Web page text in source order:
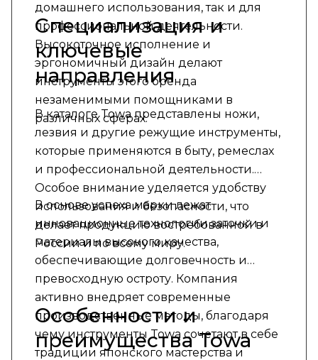
домашнего использования, так и для
профессиональной деятельности.
Высокоточное исполнение и
эргономичный дизайн делают
инструменты этого бренда
незаменимыми помощниками в
различных сферах.
Специализация и
ключевые
направления
В каталоге Towa представлены ножи,
лезвия и другие режущие инструменты,
которые применяются в быту, ремеслах
и профессиональной деятельности.
Особое внимание уделяется удобству
использования и безопасности, что
делает продукцию востребованной в
России и по всему миру.
В основе успеха марки лежат
инновационные технологии заточки и
материалы высокого качества,
обеспечивающие долговечность и
превосходную остроту. Компания
активно внедряет современные
производственные методы, благодаря
чему инструменты Towa сочетают в себе
традиции японского мастерства и
Особенности и
преимущества Towa